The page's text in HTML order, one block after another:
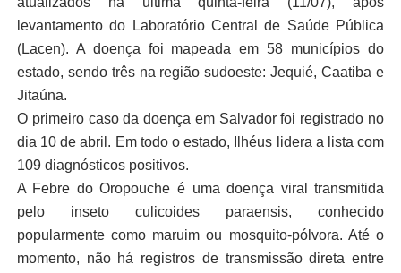
levantamento do Laboratório Central de Saúde Pública
(Lacen). A doença foi mapeada em 58 municípios do
estado, sendo três na região sudoeste: Jequié, Caatiba e
Jitaúna.
O primeiro caso da doença em Salvador foi registrado no
dia 10 de abril. Em todo o estado, Ilhéus lidera a lista com
109 diagnósticos positivos.
A Febre do Oropouche é uma doença viral transmitida
pelo inseto culicoides paraensis, conhecido
popularmente como maruim ou mosquito-pólvora. Até o
momento, não há registros de transmissão direta entre